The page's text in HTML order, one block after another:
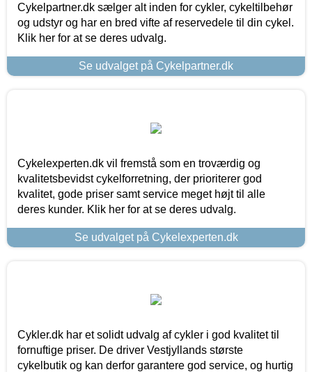
Cykelpartner.dk sælger alt inden for cykler, cykeltilbehør
og udstyr og har en bred vifte af reservedele til din cykel.
Klik her for at se deres udvalg.
Se udvalget på Cykelpartner.dk
Cykelexperten.dk vil fremstå som en troværdig og
kvalitetsbevidst cykelforretning, der prioriterer god
kvalitet, gode priser samt service meget højt til alle
deres kunder. Klik her for at se deres udvalg.
Se udvalget på Cykelexperten.dk
Cykler.dk har et solidt udvalg af cykler i god kvalitet til
fornuftige priser. De driver Vestjyllands største
cykelbutik og kan derfor garantere god service, og hurtig